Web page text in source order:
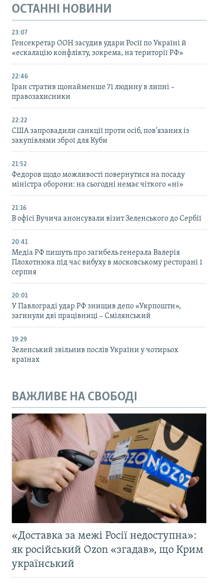
ОСТАННІ НОВИНИ
23:07
Генсекретар ООН засудив удари Росії по Україні й
«ескалацію конфлікту, зокрема, на території РФ»
22:46
Іран стратив щонайменше 71 людину в липні –
правозахисники
22:22
США запровадили санкції проти осіб, пов’язаних із
закупівлями зброї для Куби
21:52
Федоров щодо можливості повернутися на посаду
міністра оборони: на сьогодні немає чіткого «ні»
21:16
В офісі Вучича анонсували візит Зеленського до Сербії
20:41
Медіа РФ пишуть про загибель генерала Валерія
Плохотнюка під час вибуху в московському ресторані 1
серпня
20:01
У Павлограді удар РФ знищив депо «Укрпошти»,
загинули дві працівниці – Смілянський
19:29
Зеленський звільнив послів України у чотирьох
країнах
ВАЖЛИВЕ НА СВОБОДІ
«Доставка за межі Росії недоступна»:
як російський Ozon «згадав», що Крим
український